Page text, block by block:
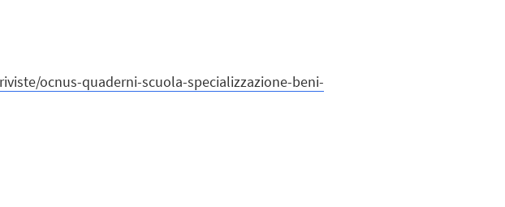
ocnus-quaderni-scuola-specializzazione-beni-